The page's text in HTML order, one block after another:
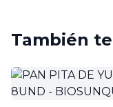
También